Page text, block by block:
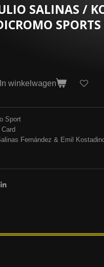
SALINAS /
In winkelwagen
Sport
Fernández & Emil
S